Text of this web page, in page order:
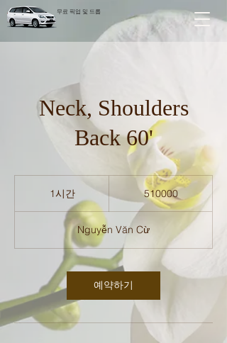
무료 픽업 및 드롭
Neck, Shoulders
Back 60'
1시간1
시
510000
Nguyễn Văn Cừ
예약하기